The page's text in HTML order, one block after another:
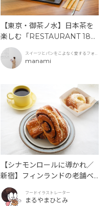
【東京・御茶ノ水】日本茶を
楽しむ「RESTAURANT 189
9 OCHANOMIZU」の抹茶ア
フタヌーンティーと新作クリ
ームソーダ
スイーツとパンをこよなく愛するフォト
グラファー
manami
【シナモンロールに導かれ／
新宿】フィンランドの老舗ベ
ーカリーカフェが日本上陸！
「Ekberg（エクベリ）」
フードイラストレーター
まるやまひとみ